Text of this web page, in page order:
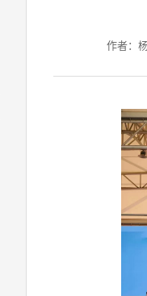
作者：